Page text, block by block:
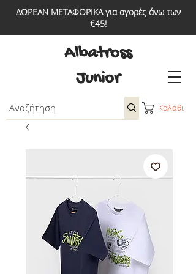
ΔΩΡΕΑΝ ΜΕΤΑΦΟΡΙΚΑ για αγορές άνω των
€45!
Καλάθι
Albatross
Junior